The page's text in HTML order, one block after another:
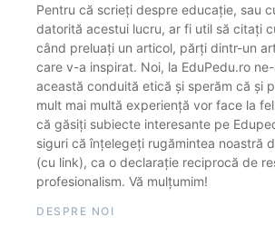
Pentru că scrieți despre educație, sau
datorită acestui lucru, ar fi util să citați
când preluați un articol, părți dintr-un
care v-a inspirat. Noi, la EduPedu.ro
această conduită etică și sperăm că și
mult mai multă experiență vor face la
că găsiți subiecte interesante pe
siguri că înțelegeți rugămintea noastră
(cu link), ca o declarație reciprocă de
profesionalism. Vă mulțumim!
DESPRE NOI